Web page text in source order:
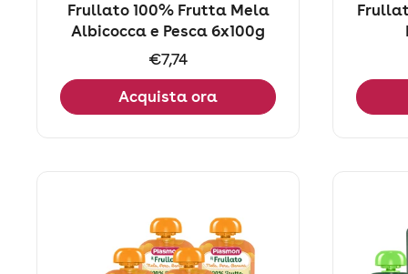
Frullato 100% Frutta Mela
Albicocca e Pesca 6x100g
Prezzo:
€7,74
Acquista ora